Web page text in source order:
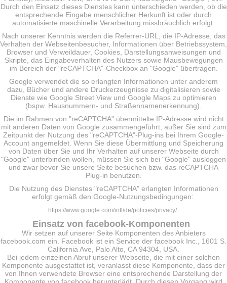
Durch den Einsatz dieses Dienstes kann unterschieden werden, ob die
entsprechende Eingabe menschlicher Herkunft ist oder durch
automatisierte maschinelle Verarbeitung missbräuchlich erfolgt.
Nach unserer Kenntnis werden die Referrer-URL, die IP-Adresse, das
Verhalten der Webseitenbesucher, Informationen über Betriebssystem,
Browser und Verweildauer, Cookies, Darstellungsanweisungen und
Skripte, das Eingabeverhalten des Nutzers sowie Mausbewegungen
im Bereich der "reCAPTCHA"-Checkbox an "Google" übertragen.
Google verwendet die so erlangten Informationen unter anderem
dazu, Bücher und andere Druckerzeugnisse zu digitalisieren sowie
Dienste wie Google Street View und Google Maps zu optimieren
(bspw. Hausnummern- und Straßennamenerkennung).
Die im Rahmen von "reCAPTCHA" übermittelte IP-Adresse wird nicht
mit anderen Daten von Google zusammengeführt, außer Sie sind zum
Zeitpunkt der Nutzung des "reCAPTCHA"-Plug-ins bei Ihrem Google-
Account angemeldet. Wenn Sie diese Übermittlung und Speicherung
von Daten über Sie und Ihr Verhalten auf unserer Webseite durch
"Google" unterbinden wollen, müssen Sie sich bei "Google" ausloggen
und zwar bevor Sie unsere Seite besuchen bzw. das reCAPTCHA
Plug-in benutzen.
Die Nutzung des Dienstes "reCAPTCHA" erlangten Informationen
erfolgt gemäß den Google-Nutzungsbedingungen:
https://www.google.com/intl/de/policies/privacy/
Einsatz von facebook-Komponenten
Wir setzen auf unserer Seite Komponenten des Anbieters
facebook.com ein. Facebook ist ein Service der facebook Inc., 1601 S.
California Ave, Palo Alto, CA 94304, USA.
Bei jedem einzelnen Abruf unserer Webseite, die mit einer solchen
Komponente ausgestattet ist, veranlasst diese Komponente, dass der
von Ihnen verwendete Browser eine entsprechende Darstellung der